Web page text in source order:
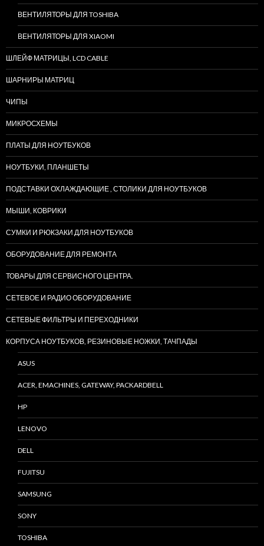
ВЕНТИЛЯТОРЫ ДЛЯ TOSHIBA
ВЕНТИЛЯТОРЫ ДЛЯ XIAOMI
ШЛЕЙФ МАТРИЦЫ, LCD CABLE
ШАРНИРЫ МАТРИЦ
ЧИПЫ
МИКРОСХЕМЫ
ПЛАТЫ ДЛЯ НОУТБУКОВ
НОУТБУКИ, ПЛАНШЕТЫ
ПОДСТАВКИ ОХЛАЖДАЮЩИЕ , СТОЛИКИ ДЛЯ НОУТБУКОВ
МЫШИ, КОВРИКИ
СУМКИ И РЮКЗАКИ ДЛЯ НОУТБУКОВ
ОБОРУДОВАНИЕ ДЛЯ РЕМОНТА
ТОВАРЫ ДЛЯ СЕРВИСНОГО ЦЕНТРА.
СЕТЕВОЕ И РАДИО ОБОРУДОВАНИЕ
СЕТЕВЫЕ ФИЛЬТРЫ И ПЕРЕХОДНИКИ
КОРПУСА НОУТБУКОВ, РЕЗИНОВЫЕ НОЖКИ, ТАЧПАДЫ
ASUS
ACER, EMACHINES, GATEWAY, PACKARDBELL
HP
LENOVO
DELL
FUJITSU
SAMSUNG
SONY
TOSHIBA